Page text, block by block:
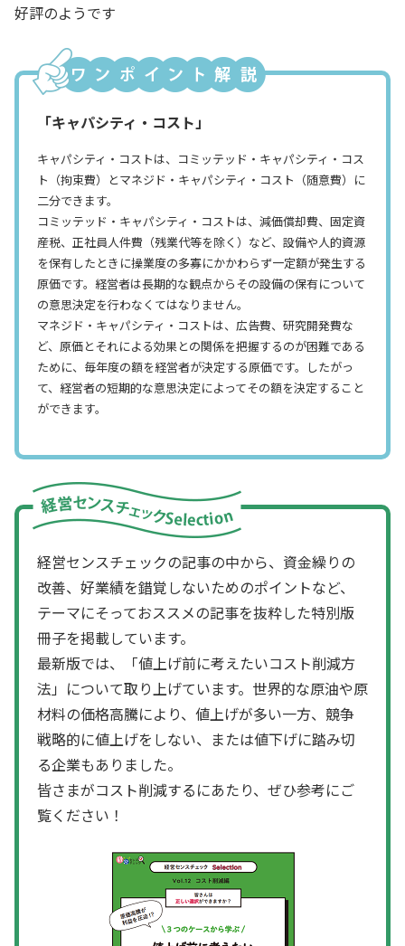
好評のようです
「キャパシティ・コスト」
キャパシティ・コストは、コミッテッド・キャパシティ・コス
ト（拘束費）とマネジド・キャパシティ・コスト（随意費）に
二分できます。
コミッテッド・キャパシティ・コストは、減価償却費、固定資
産税、正社員人件費（残業代等を除く）など、設備や人的資源
を保有したときに操業度の多寡にかかわらず一定額が発生する
原価です。経営者は長期的な観点からその設備の保有について
の意思決定を行わなくてはなりません。
マネジド・キャパシティ・コストは、広告費、研究開発費な
ど、原価とそれによる効果との関係を把握するのが困難である
ために、毎年度の額を経営者が決定する原価です。したがっ
て、経営者の短期的な意思決定によってその額を決定すること
ができます。
経営センスチェックの記事の中から、資金繰りの
改善、好業績を錯覚しないためのポイントなど、
テーマにそっておススメの記事を抜粋した特別版
冊子を掲載しています。
最新版では、「値上げ前に考えたいコスト削減方
法」について取り上げています。世界的な原油や原
材料の価格高騰により、値上げが多い一方、競争
戦略的に値上げをしない、または値下げに踏み切
る企業もありました。
皆さまがコスト削減するにあたり、ぜひ参考にご
覧ください！